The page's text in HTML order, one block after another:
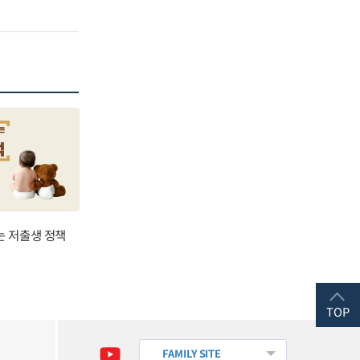
저출생 정책
FAMILY SITE
TOP